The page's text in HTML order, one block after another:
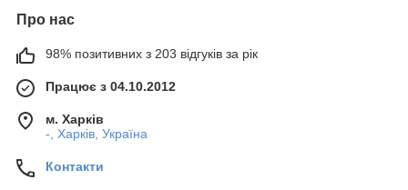
Про нас
98% позитивних з 203 відгуків за рік
Працює з 04.10.2012
м. Харків
-, Харків, Україна
Контакти